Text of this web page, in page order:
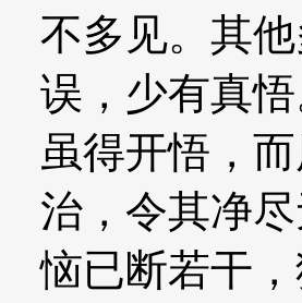
不多见。其
误，少有真
虽得开悟，
治，令其净
恼已断若干